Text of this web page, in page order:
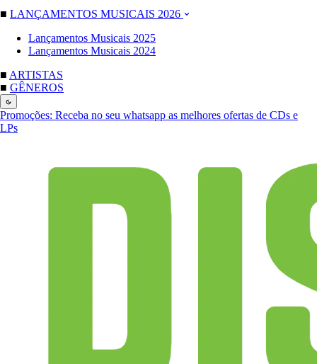
■ LANÇAMENTOS MUSICAIS 2026
Lançamentos Musicais 2025
Lançamentos Musicais 2024
■ ARTISTAS
■ GÊNEROS
Promoções: Receba no seu whatsapp as melhores ofertas de CDs e
LPs